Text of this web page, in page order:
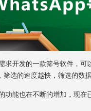
开发的一款筛号软件，可
筛选的速度越快，筛选的数据
能也在不断的增加，现在